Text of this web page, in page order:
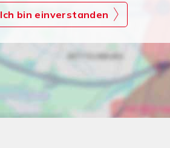
Ich bin einverstanden